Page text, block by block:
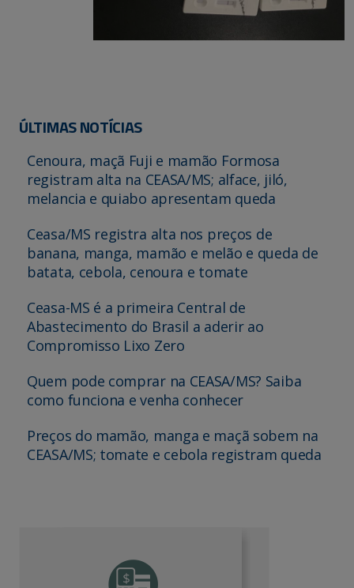
ÚLTIMAS NOTÍCIAS
Cenoura, maçã Fuji e mamão Formosa
registram alta na CEASA/MS; alface, jiló,
melancia e quiabo apresentam queda
Ceasa/MS registra alta nos preços de
banana, manga, mamão e melão e queda de
batata, cebola, cenoura e tomate
Ceasa-MS é a primeira Central de
Abastecimento do Brasil a aderir ao
Compromisso Lixo Zero
Quem pode comprar na CEASA/MS? Saiba
como funciona e venha conhecer
Preços do mamão, manga e maçã sobem na
CEASA/MS; tomate e cebola registram queda